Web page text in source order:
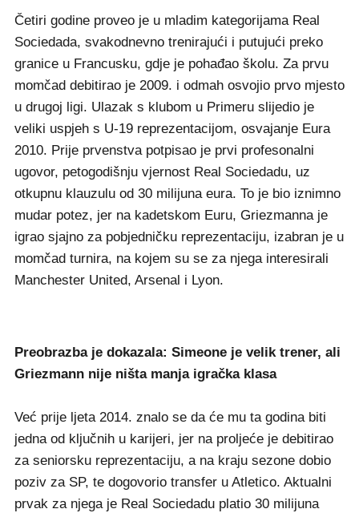
Četiri godine proveo je u mladim kategorijama Real
Sociedada, svakodnevno trenirajući i putujući preko
granice u Francusku, gdje je pohađao školu. Za prvu
momčad debitirao je 2009. i odmah osvojio prvo mjesto
u drugoj ligi. Ulazak s klubom u Primeru slijedio je
veliki uspjeh s U-19 reprezentacijom, osvajanje Eura
2010. Prije prvenstva potpisao je prvi profesonalni
ugovor, petogodišnju vjernost Real Sociedadu, uz
otkupnu klauzulu od 30 milijuna eura. To je bio iznimno
mudar potez, jer na kadetskom Euru, Griezmanna je
igrao sjajno za pobjedničku reprezentaciju, izabran je u
momčad turnira, na kojem su se za njega interesirali
Manchester United, Arsenal i Lyon.
Preobrazba je dokazala: Simeone je velik trener, ali
Griezmann nije ništa manja igračka klasa
Već prije ljeta 2014. znalo se da će mu ta godina biti
jedna od ključnih u karijeri, jer na proljeće je debitirao
za seniorsku reprezentaciju, a na kraju sezone dobio
poziv za SP, te dogovorio transfer u Atletico. Aktualni
prvak za njega je Real Sociedadu platio 30 milijuna